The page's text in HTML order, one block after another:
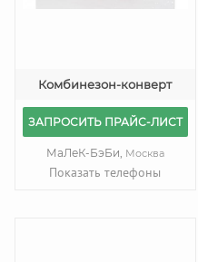
Комбинезон-конверт
ЗАПРОСИТЬ ПРАЙС-ЛИСТ
МаЛеК-БэБи, Москва
Показать телефоны